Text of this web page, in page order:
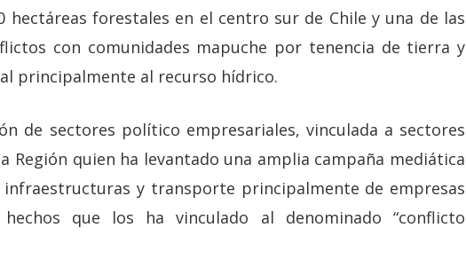
hectáreas forestales en el centro sur de Chile y una de las
con comunidades mapuche por tenencia de tierra y
principalmente al recurso hídrico.
de sectores político empresariales, vinculada a sectores
Región quien ha levantado una amplia campaña mediática
y transporte principalmente de empresas
que los ha vinculado al denominado “conflicto